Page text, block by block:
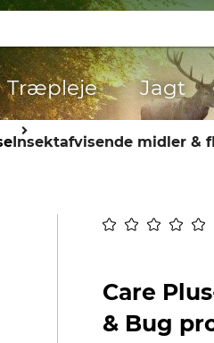
Træpleje Jagt
Insektafvisende midler &
Care
& Bug